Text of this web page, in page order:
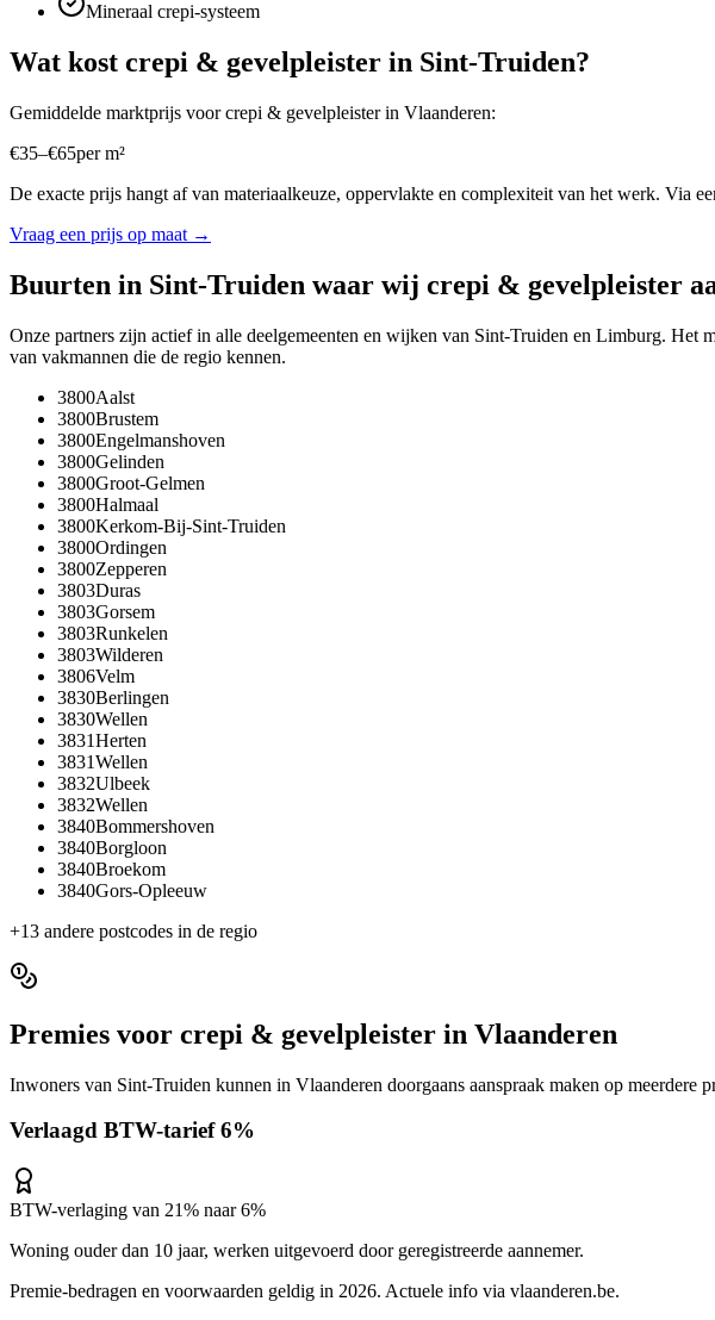
Mineraal crepi-systeem
Wat kost crepi & gevelpleister in Sint-Truiden?
Gemiddelde marktprijs voorcrepi & gevelpleisterin Vlaanderen:
€35–€65perm²
De exacte prijs hangt af van materiaalkeuze, oppervlakte en complexiteit van het werk. Via
Vraag een prijs op maat →
Buurten in Sint-Truiden waar wij crepi & gevelpleister
Onze partners zijn actief in alle deelgemeenten en wijken van Sint-Truiden en Limburg. Het
van vakmannen die de regio kennen.
3800Aalst
3800Brustem
3800Engelmanshoven
3800Gelinden
3800Groot-Gelmen
3800Halmaal
3800Kerkom-Bij-Sint-Truiden
3800Ordingen
3800Zepperen
3803Duras
3803Gorsem
3803Runkelen
3803Wilderen
3806Velm
3830Berlingen
3830Wellen
3831Herten
3831Wellen
3832Ulbeek
3832Wellen
3840Bommershoven
3840Borgloon
3840Broekom
3840Gors-Opleeuw
+13 andere postcodes in de regio
Premies voor crepi & gevelpleister in Vlaanderen
Inwoners van Sint-Truiden kunnen in Vlaanderen doorgaans aanspraak maken op meerdere
Verlaagd BTW-tarief 6%
BTW-verlaging van 21% naar 6%
Woning ouder dan 10 jaar, werken uitgevoerd door geregistreerde aannemer.
Premie-bedragen en voorwaarden geldig in 2026. Actuele info via vlaanderen.be.